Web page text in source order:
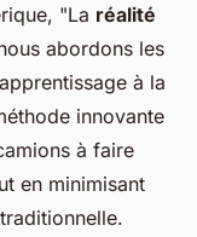
"La réalité
abordons les
à la
innovante
à faire
en minimisant